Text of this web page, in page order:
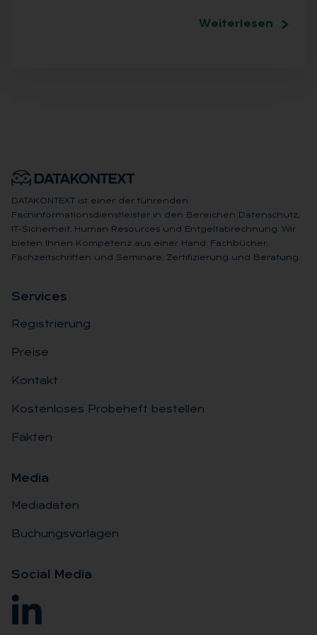
Weiterlesen
DATAKONTEXT ist einer der führenden
Fachinformationsdienstleister in den Bereichen Datenschutz,
IT-Sicherheit, Human Resources und Entgeltabrechnung. Wir
bieten Ihnen Kompetenz aus einer Hand: Fachbücher,
Fachzeitschriften und Seminare, Zertifizierung und Beratung.
Ser­vices
Registrierung
Preise
Kontakt
Kostenloses Probeheft bestellen
Fakten
Me­dia
Mediadaten
Buchungsvorlagen
So­ci­al Me­dia